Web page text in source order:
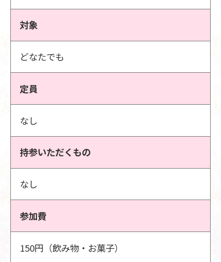
対象
どなたでも
定員
なし
持参いただくもの
なし
参加費
150円（飲み物・お菓子）